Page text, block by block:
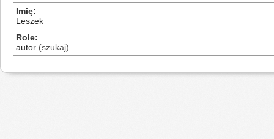
Imię
Leszek
Role
autor (szukaj)